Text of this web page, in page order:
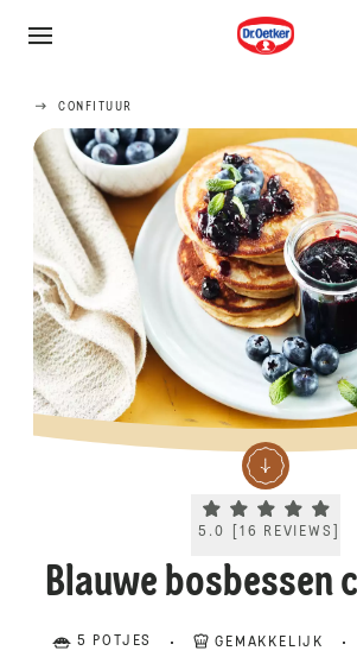
CONFITUUR
Current
5.0 16 REVIEWS
Blauwe bosbessen
5 POTJES GEMAKKELIJK